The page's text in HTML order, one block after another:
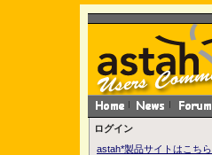
ログイン
astah*製品サイトはこちら